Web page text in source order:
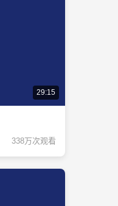
29:15
338万次观看